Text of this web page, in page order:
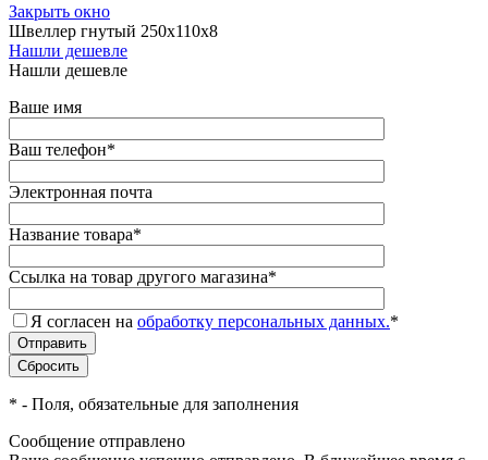
Закрыть окно
Швеллер гнутый 250х110х8
Нашли дешевле
Нашли дешевле
Ваше имя
Ваш телефон*
Электронная почта
Название товара*
Ссылка на товар другого магазина*
Я согласен на обработку персональных данных.*
* - Поля, обязательные для заполнения
Сообщение отправлено